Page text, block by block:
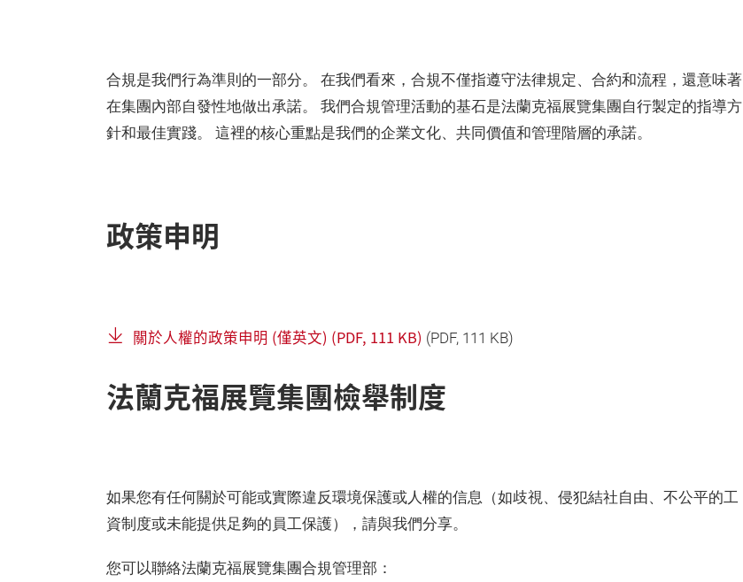
合規是我們行為準則的一部分。 在我們看來，合規不僅指遵守法律規定、合約和流程，還意味著
在集團內部自發性地做出承諾。 我們合規管理活動的基石是法蘭克福展覽集團自行製定的指導方
針和最佳實踐。 這裡的核心重點是我們的企業文化、共同價值和管理階層的承諾。
政策申明
關於人權的政策申明 (僅英文) (PDF, 111 KB) (PDF, 111 KB)
法蘭克福展覽集團檢舉制度
如果您有任何關於可能或實際違反環境保護或人權的信息（如歧視、侵犯結社自由、不公平的工
資制度或未能提供足夠的員工保護），請與我們分享。
您可以聯絡法蘭克福展覽集團合規管理部：